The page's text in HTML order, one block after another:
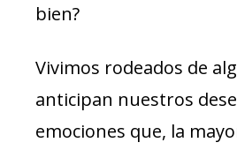
bien?
Vivimos rodeados de
anticipan nuestros
emociones que, la